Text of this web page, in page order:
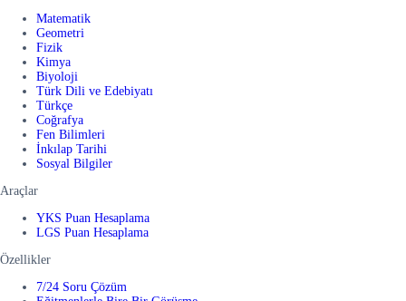
Matematik
Geometri
Fizik
Kimya
Biyoloji
Türk Dili ve Edebiyatı
Türkçe
Coğrafya
Fen Bilimleri
İnkılap Tarihi
Sosyal Bilgiler
Araçlar
YKS Puan Hesaplama
LGS Puan Hesaplama
Özellikler
7/24 Soru Çözüm